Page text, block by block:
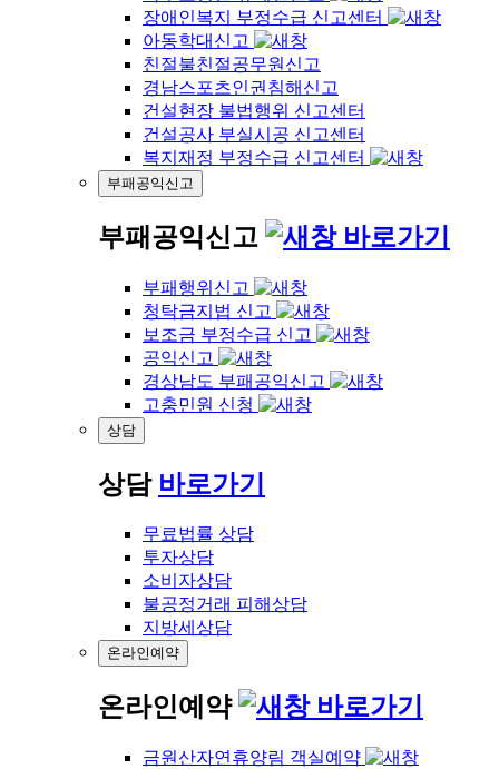
장애인복지 부정수급 신고센터
아동학대신고
친절불친절공무원신고
경남스포츠인권침해신고
건설현장 불법행위 신고센터
건설공사 부실시공 신고센터
복지재정 부정수급 신고센터
부패공익신고
부패공익신고 바로가기
부패행위신고
청탁금지법 신고
보조금 부정수급 신고
공익신고
경상남도 부패공익신고
고충민원 신청
상담
상담 바로가기
무료법률 상담
투자상담
소비자상담
불공정거래 피해상담
지방세상담
온라인예약
온라인예약 바로가기
금원산자연휴양림 객실예약